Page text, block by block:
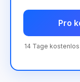
Pro
14 Tage